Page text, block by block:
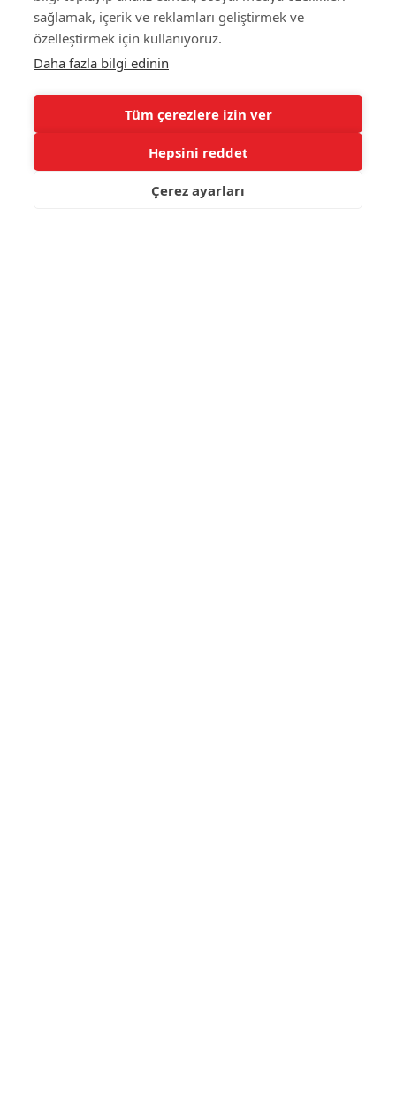
sağlamak, içerik ve reklamları geliştirmek ve
özelleştirmek için kullanıyoruz.
Daha fazla bilgi edinin
Tüm çerezlere izin ver
Hepsini reddet
Çerez ayarları
Teşekkürler!
Bize
ulaşın
© 2025 Swedish Match Cricket